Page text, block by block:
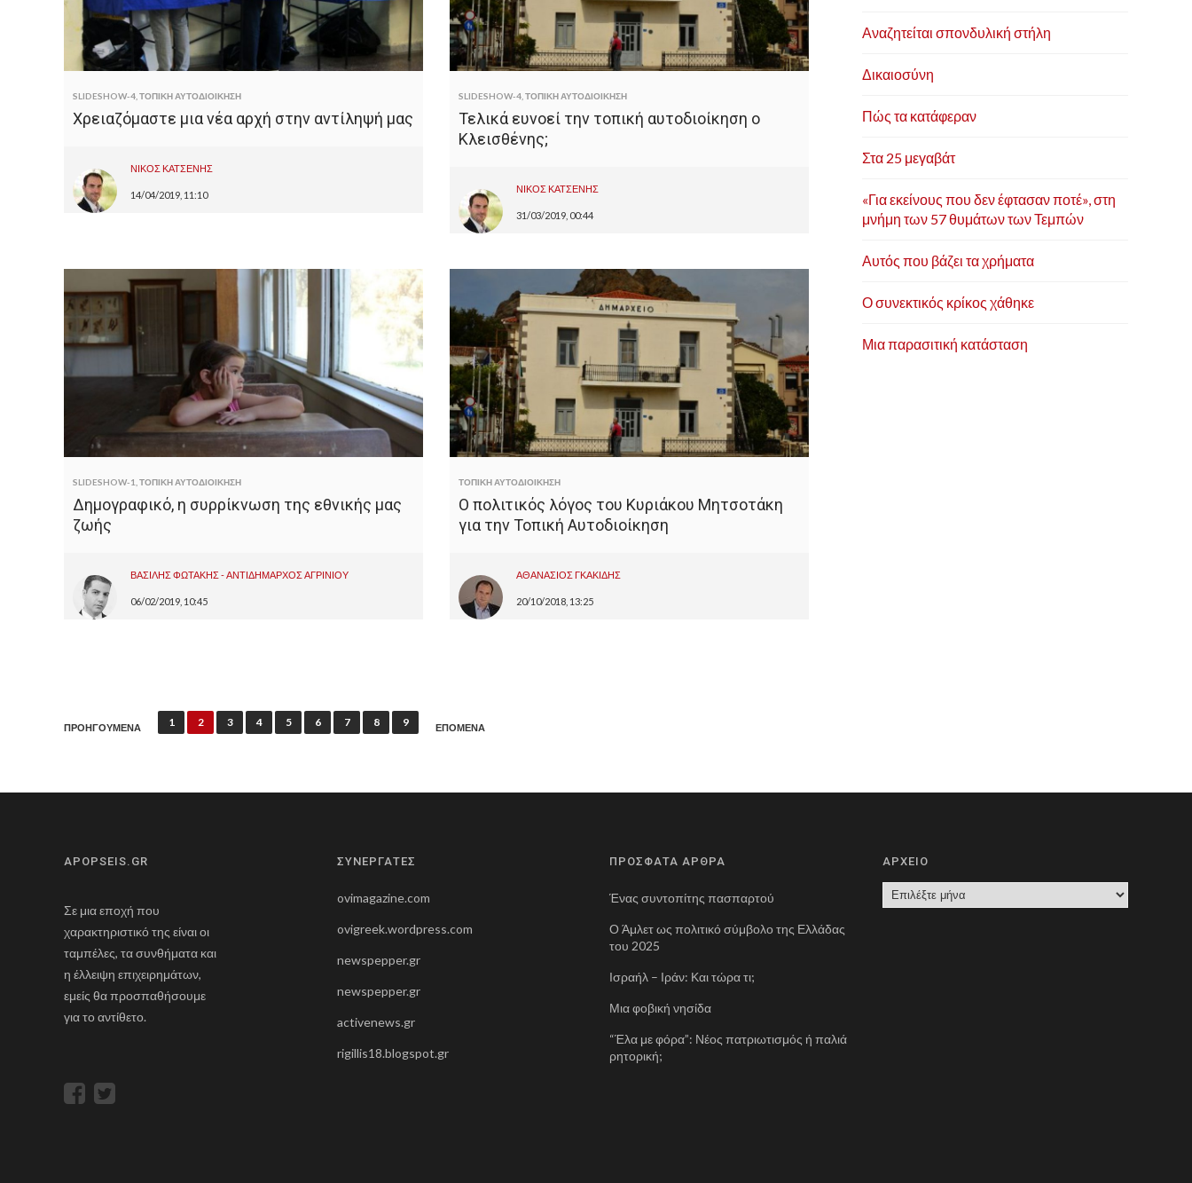
SLIDESHOW-4 ΤΟΠΙΚΗ ΑΥΤΟΔΙΟΙΚΗΣΗ
Χρειαζόμαστε μια νέα αρχή στην αντίληψή μας
ΝΙΚΟΣ ΚΑΤΣΕΝΗΣ
14/04/2019, 11:10
SLIDESHOW-4 ,ΤΟΠΙΚΗ ΑΥΤΟΔΙΟΙΚΗΣΗ
Τελικά ευνοεί την τοπική αυτοδιοίκηση ο
Κλεισθένης;
ΝΙΚΟΣ ΚΑΤΣΕΝΗΣ
31/03/2019, 00:44
SLIDESHOW-1 ΤΟΠΙΚΗ ΑΥΤΟΔΙΟΙΚΗΣΗ
Δημογραφικό, η συρρίκνωση της εθνικής μας
ζωής
ΒΑΣΙΛΗΣ ΦΩΤΑΚΗΣ - ΑΝΤΙΔΗΜΑΡΧΟΣ ΑΓΡΙΝΙΟΥ
06/02/2019, 10:45
ΤΟΠΙΚΗ ΑΥΤΟΔΙΟΙΚΗΣΗ
Ο πολιτικός λόγος του Κυριάκου Μητσοτάκη
για την Τοπική Αυτοδιοίκηση
ΑΘΑΝΑΣΙΟΣ ΓΚΑΚΙΔΗΣ
20/10/2018, 13:25
Π
η
η
ά
ρ
θ
ρ
ν
ΠΡΟΗΓΟΥΜΕΝΑ 1 2 3 4 5 6 7 8 9 ΕΠΟΜΕΝΑ
Αναζητείται σπονδυλική στήλη
Δικαιοσύνη
Πώς τα κατάφεραν
Στα 25 μεγαβάτ
«Για εκείνους που δεν έφτασαν ποτέ», στη
μνήμη των 57 θυμάτων των Τεμπών
Αυτός που βάζει τα χρήματα
Ο συνεκτικός κρίκος χάθηκε
Μια παρασιτική κατάσταση
APOPSEIS.GR
Σε μια εποχή που
χαρακτηριστικό της είναι οι
ταμπέλες, τα συνθήματα και
η έλλειψη επιχειρημάτων,
εμείς θα προσπαθήσουμε
για το αντίθετο.
ΣΥΝΕΡΓΑΤΕΣ
ovimagazine.com
ovigreek.wordpress.com
newspepper.gr
newspepper.gr
activenews.gr
rigillis18.blogspot.gr
ΠΡΟΣΦΑΤΑ ΑΡΘΡΑ
Ένας συντοπίτης πασπαρτού
Ο Άμλετ ως πολιτικό σύμβολο της Ελλάδας
του 2025
Ισραήλ – Ιράν: Και τώρα τι;
Μια φοβική νησίδα
“Έλα με φόρα”: Νέος πατριωτισμός ή παλιά
ρητορική;
ΑΡΧΕΙΟ